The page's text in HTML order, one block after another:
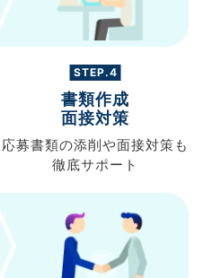
STEP.4
書類作成
面接対策
応募書類の添削や面接対策も
徹底サポート